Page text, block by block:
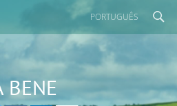
PORTUGUÊS
BENE